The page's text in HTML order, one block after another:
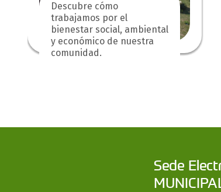
Descubre cómo
trabajamos por el
bienestar social, ambiental
y económico de nuestra
comunidad.
Sede